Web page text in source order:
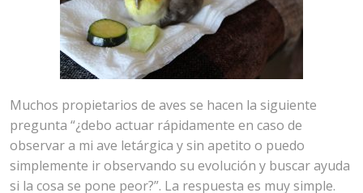
Muchos propietarios de aves se hacen la siguiente
pregunta “¿debo actuar rápidamente en caso de
observar a mi ave letárgica y sin apetito o puedo
simplemente ir observando su evolución y buscar ayuda
si la cosa se pone peor?”. La respuesta es muy simple.